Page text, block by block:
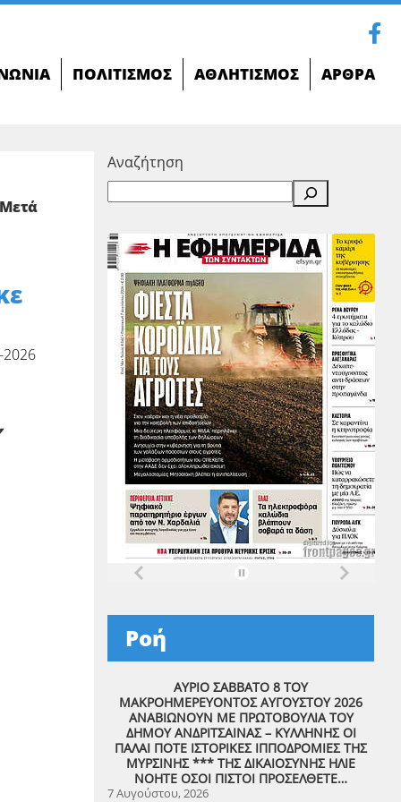
ΠΟΛΙΤΙΣΜΌΣ ΑΘΛΗΤΙΣΜΌΣ ΆΡΘΡΑ
2026
Αναζήτηση
Ροή
ΑΥΡΙΟ ΣΑΒΒΑΤΟ 8 ΤΟΥ
ΜΑΚΡΟΗΜΕΡΕΥΟΝΤΟΣ ΑΥΓΟΥΣΤΟΥ 2026
ΑΝΑΒΙΩΝΟΥΝ ΜΕ ΠΡΩΤΟΒΟΥΛΙΑ ΤΟΥ
ΔΗΜΟΥ ΑΝΔΡΙΤΣΑΙΝΑΣ – ΚΥΛΛΗΝΗΣ ΟΙ
ΠΑΛΑΙ ΠΟΤΕ ΙΣΤΟΡΙΚΕΣ ΙΠΠΟΔΡΟΜΙΕΣ ΤΗΣ
ΜΥΡΣΙΝΗΣ *** ΤΗΣ ΔΙΚΑΙΟΣΥΝΗΣ ΗΛΙΕ
ΝΟΗΤΕ ΟΣΟΙ ΠΙΣΤΟΙ ΠΡΟΣΕΛΘΕΤΕ…
7 Αυγούστου, 2026